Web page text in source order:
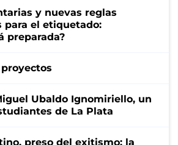
y nuevas reglas
para el etiquetado:
preparada?
Ubaldo Ignomiriello, un
de La Plata
preso del exitismo: la